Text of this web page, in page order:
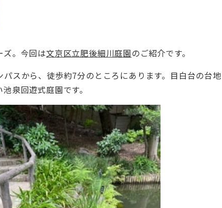
ズ。今回は文京区立肥後細川庭園のご紹介です。
スから、徒歩約7分のところにあります。目白台の台
泉回遊式庭園です。